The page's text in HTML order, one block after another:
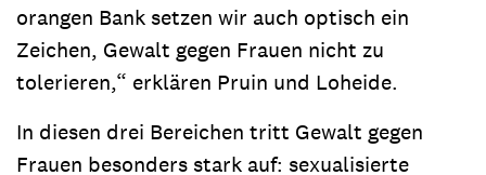
orangen Bank setzen wir auch optisch ein
Zeichen, Gewalt gegen Frauen nicht zu
tolerieren,“ erklären Pruin und Loheide.
In diesen drei Bereichen tritt Gewalt gegen
Frauen besonders stark auf: sexualisierte